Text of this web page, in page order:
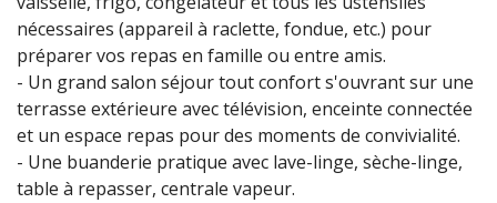
nécessaires (appareil à raclette, fondue, etc.) pour
préparer vos repas en famille ou entre amis.
- Un grand salon séjour tout confort s'ouvrant sur une
terrasse extérieure avec télévision, enceinte connectée
et un espace repas pour des moments de convivialité.
- Une buanderie pratique avec lave-linge, sèche-linge,
table à repasser, centrale vapeur.